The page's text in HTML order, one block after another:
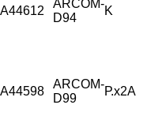
A44612
ARCOM-
D94
K
A44598
ARCOM-
D99
Р.х2А